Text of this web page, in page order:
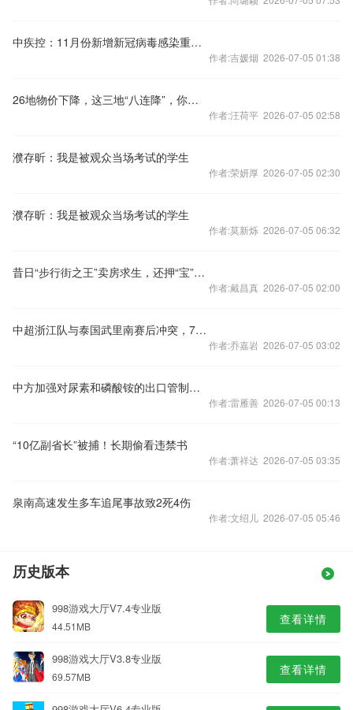
中疾控：11月份新增新冠病毒感染重症病例135例
作者:吉媛烟 2026-07-05 01:38
26地物价下降，这三地“八连降”，你家呢？
作者:汪荷平 2026-07-05 02:58
濮存昕：我是被观众当场考试的学生
作者:荣妍厚 2026-07-05 02:30
濮存昕：我是被观众当场考试的学生
作者:莫新烁 2026-07-05 06:32
昔日“步行街之王”卖房求生，还押“宝”千元羽绒服
作者:戴昌真 2026-07-05 02:00
中超浙江队与泰国武里南赛后冲突，7人被禁赛48场
作者:乔嘉岩 2026-07-05 03:02
中方加强对尿素和磷酸铵的出口管制？外交部回应
作者:雷雁善 2026-07-05 00:13
“10亿副省长”被捕！长期偷看违禁书
作者:萧祥达 2026-07-05 03:35
泉南高速发生多车追尾事故致2死4伤
作者:文绍儿 2026-07-05 05:46
历史版本
998游戏大厅V7.4专业版
44.51MB 查看详情
998游戏大厅V3.8专业版
69.57MB 查看详情